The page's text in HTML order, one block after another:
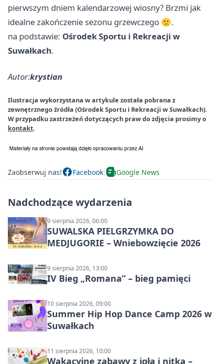
pierwszym dniem kalendarzowej wiosny? Brzmi jak
idealne zakończenie sezonu grzewczego 🙂.
na podstawie: Ośrodek Sportu i Rekreacji w
Suwałkach.
Autor:krystian
Ilustracja wykorzystana w artykule została pobrana z
zewnętrznego źródła (Ośrodek Sportu i Rekreacji w Suwałkach).
W przypadku zastrzeżeń dotyczących praw do zdjęcia prosimy o
kontakt.
Zaobserwuj nas! Facebook Google News
Nadchodzące wydarzenia
9 sierpnia 2026, 06:00
SUWALSKA PIELGRZYMKA DO
MEDJUGORIE – Wniebowzięcie 2026
9 sierpnia 2026, 13:00
IV Bieg „Romana” – bieg pamięci
10 sierpnia 2026, 09:00
Summer Hip Hop Dance Camp 2026 w
Suwałkach
11 sierpnia 2026, 10:00
Wakacyjne zabawy z igłą i nitką –